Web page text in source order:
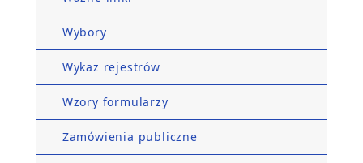
Wybory
Wykaz rejestrów
Wzory formularzy
Zamówienia publiczne